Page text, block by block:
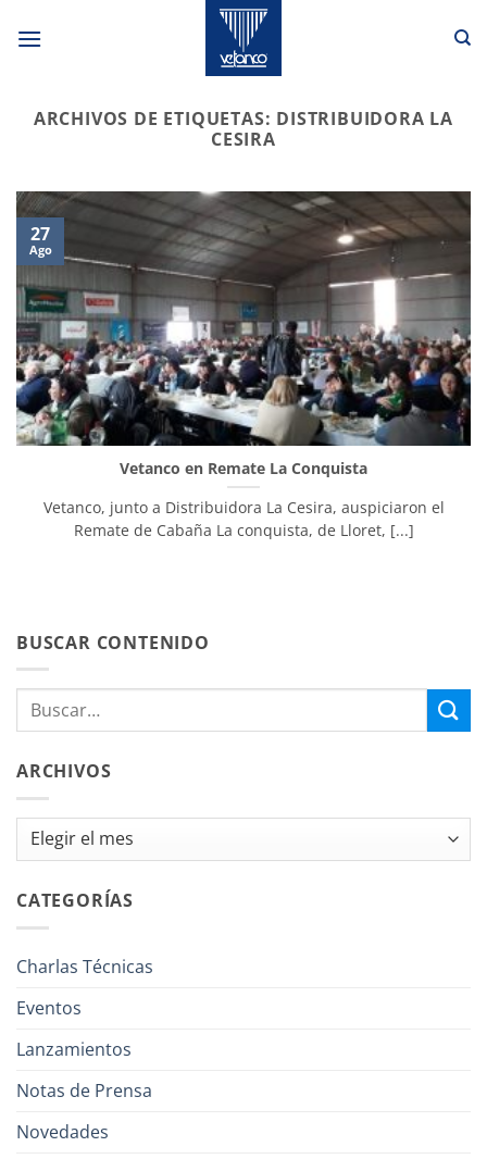
ARCHIVOS DE ETIQUETAS: DISTRIBUIDORA LA
CESIRA
Vetanco en Remate La Conquista
Vetanco, junto a Distribuidora La Cesira, auspiciaron el
Remate de Cabaña La conquista, de Lloret, [...]
27
Ago
BUSCAR CONTENIDO
ARCHIVOS
Archivos
CATEGORÍAS
Charlas Técnicas
Eventos
Lanzamientos
Notas de Prensa
Novedades